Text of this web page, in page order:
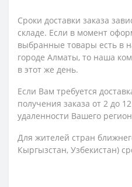
Сроки доставки заказа
складе. Если в момент
выбранные товары есть в
городе Алматы, то наша
в этот же день.
Если Вам требуется
получения заказа от 2 до
удаленности Вашего
Для жителей стран
Кыргызстан, Узбекистан)